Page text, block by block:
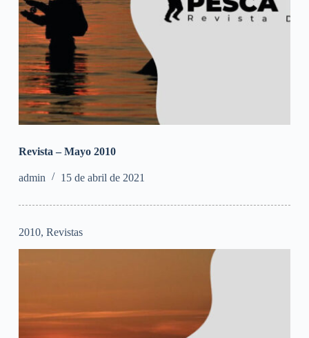
Revista – Mayo 2010
admin 15 de abril de 2021
2010, Revistas